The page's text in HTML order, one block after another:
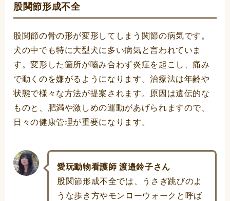
股関節形成不全
股関節の骨の形が変形してしまう関節の病気です。
犬の中でも特に大型犬に多い病気と言われていま
す。変形した箇所が嚙み合わず炎症を起こし、痛み
で動くのを嫌がるようになります。治療法は年齢や
状態で様々な方法が提案されます。原因は遺伝的な
ものと、肥満や激しめの運動があげられますので、
日々の健康管理が重要になります。
愛玩動物看護師 渡邉鈴子さん
股関節形成不全では、うさぎ跳びのよ
うな歩き方やモンローウォークと呼ば